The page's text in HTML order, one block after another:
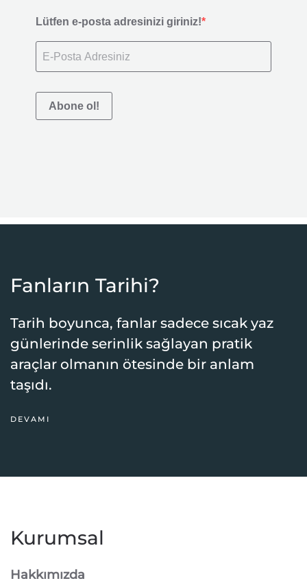
Lütfen e-posta adresinizi giriniz!
Abone ol!
Fanların Tarihi?
Tarih boyunca, fanlar sadece sıcak yaz
günlerinde serinlik sağlayan pratik
araçlar olmanın ötesinde bir anlam
taşıdı.
DEVAMI
Kurumsal
Hakkımızda